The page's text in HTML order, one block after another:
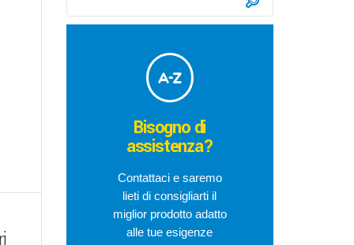
Bisogno di
assistenza?
Contattaci e saremo
lieti di consigliarti il
miglior prodotto adatto
alle tue esigenze